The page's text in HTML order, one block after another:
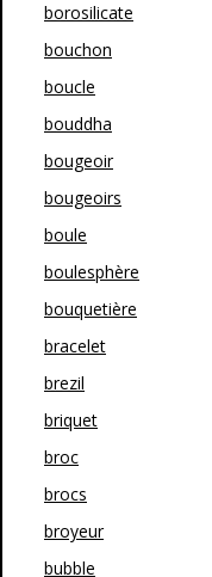
borosilicate
bouchon
boucle
bouddha
bougeoir
bougeoirs
boule
boulesphère
bouquetière
bracelet
brezil
briquet
broc
brocs
broyeur
bubble